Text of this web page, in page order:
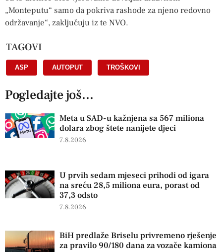
„Monteputu“ samo da pokriva rashode za njeno redovno
održavanje“, zaključuju iz te NVO.
TAGOVI
ASP AUTOPUT TROŠKOVI
Pogledajte još...
Meta u SAD-u kažnjena sa 567 miliona
dolara zbog štete nanijete djeci
7.8.2026
U prvih sedam mjeseci prihodi od igara
na sreću 28,5 miliona eura, porast od
37,3 odsto
7.8.2026
BiH predlaže Briselu privremeno rješenje
za pravilo 90/180 dana za vozače kamiona